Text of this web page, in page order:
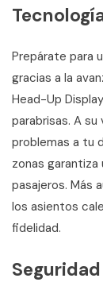
Prepárate para
gracias a la
Head-Up
parabrisas. A
problemas a tu
zonas
pasajeros. Más
los asientos
fidelidad.